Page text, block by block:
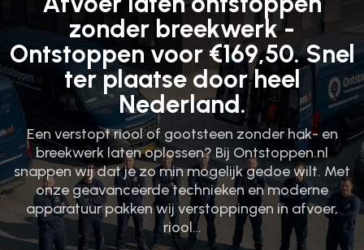
zonder breekwerk -
Ontstoppen voor €169,50. Snel
ter plaatse door heel
Nederland.
Een verstopt riool of gootsteen zonder hak- en
breekwerk laten oplossen? Bij Ontstoppen.​nl
snappen wij dat je zo min mogelijk gedoe wilt.​ Met
onze geavanceerde technieken en moderne
apparatuur pakken wij verstoppingen in afvoer,
riool…